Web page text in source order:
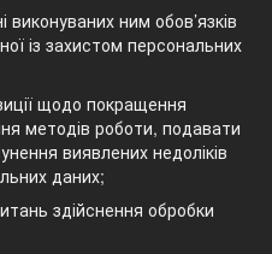
ним обов’язків
із захистом персональних
щодо покращення
методів роботи, подавати
виявлених недоліків
даних;
здійснення обробки